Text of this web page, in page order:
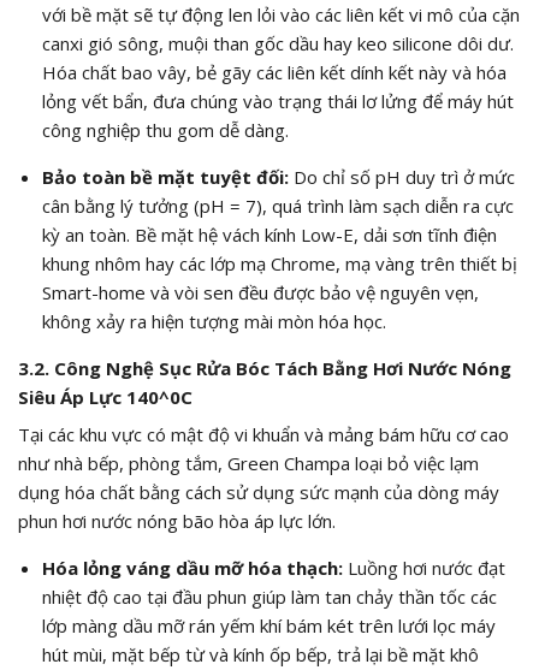
với bề mặt sẽ tự động len lỏi vào các liên kết vi mô của cặn
canxi gió sông, muội than gốc dầu hay keo silicone dôi dư.
Hóa chất bao vây, bẻ gãy các liên kết dính kết này và hóa
lỏng vết bẩn, đưa chúng vào trạng thái lơ lửng để máy hút
công nghiệp thu gom dễ dàng.
Bảo toàn bề mặt tuyệt đối:Do chỉ số pH duy trì ở mức
cân bằng lý tưởng (pH = 7), quá trình làm sạch diễn ra cực
kỳ an toàn. Bề mặt hệ vách kính Low-E, dải sơn tĩnh điện
khung nhôm hay các lớp mạ Chrome, mạ vàng trên thiết bị
Smart-home và vòi sen đều được bảo vệ nguyên vẹn,
không xảy ra hiện tượng mài mòn hóa học.
3.2. Công Nghệ Sục Rửa Bóc Tách Bằng Hơi Nước Nóng
Siêu Áp Lực 140^0C
Tại các khu vực có mật độ vi khuẩn và mảng bám hữu cơ cao
như nhà bếp, phòng tắm, Green Champa loại bỏ việc lạm
dụng hóa chất bằng cách sử dụng sức mạnh của dòng máy
phun hơi nước nóng bão hòa áp lực lớn.
Hóa lỏng váng dầu mỡ hóa thạch:Luồng hơi nước đạt
nhiệt độ cao tại đầu phun giúp làm tan chảy thần tốc các
lớp màng dầu mỡ rán yếm khí bám két trên lưới lọc máy
hút mùi, mặt bếp từ và kính ốp bếp, trả lại bề mặt khô